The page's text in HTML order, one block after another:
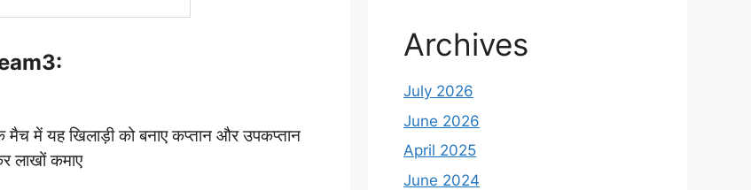
यह खिलाड़ी को बनाए कप्तान और उपकप्तान
लाखों कमाए
Archives
July 2026
June 2026
April 2025
June 2024